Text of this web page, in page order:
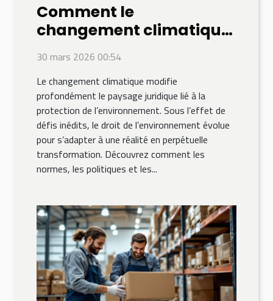
Comment le
changement climatique
influence-t-il le droit de
l'environnement ?
30 mars 2026 00:54
Le changement climatique modifie
profondément le paysage juridique lié à la
protection de l’environnement. Sous l’effet de
défis inédits, le droit de l’environnement évolue
pour s’adapter à une réalité en perpétuelle
transformation. Découvrez comment les
normes, les politiques et les...